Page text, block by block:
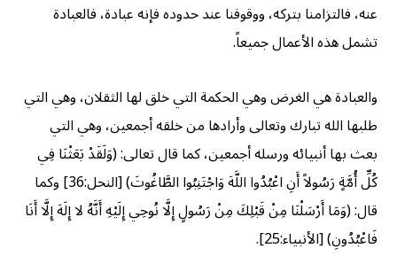
عنه، فالتزامنا بتركه، ووقوفنا عند حدوده فإنه عبادة، فالعبادة
تشمل هذه الأعمال جميعاً.
والعبادة هي الغرض وهي الحكمة التي خلق لها الثقلان، وهي التي
طلبها الله تبارك وتعالى وأرادها من خلقه أجمعين، وهي التي
بعث بها أنبيائه ورسله أجمعين، كما قال تعالى: (وَلَقَدْ بَعَثْنَا فِي
كُلِّ أُمَّةٍ رَسُولاً أَنِ اعْبُدُوا اللَّهَ وَاجْتَنِبُوا الطَّاغُوتَ) [النحل:36] وكما
قال: (وَمَا أَرْسَلْنَا مِنْ قَبْلِكَ مِنْ رَسُولٍ إِلَّا نُوحِي إِلَيْهِ أَنَّهُ لا إِلَهَ إِلَّا أَنَا
فَاعْبُدُونِ) [الأنبياء:25].